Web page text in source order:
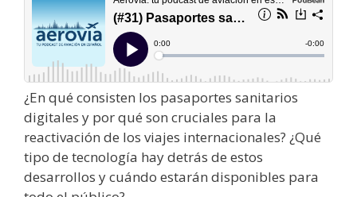
¿En qué consisten los pasaportes sanitarios
digitales y por qué son cruciales para la
reactivación de los viajes internacionales? ¿Qué
tipo de tecnología hay detrás de estos
desarrollos y cuándo estarán disponibles para